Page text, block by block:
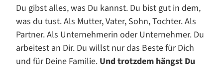
Du gibst alles, was Du kannst. Du bist gut in dem,
was du tust. Als Mutter, Vater, Sohn, Tochter. Als
Partner. Als Unternehmerin oder Unternehmer. Du
arbeitest an Dir. Du willst nur das Beste für Dich
und für Deine Familie. Und trotzdem hängst Du